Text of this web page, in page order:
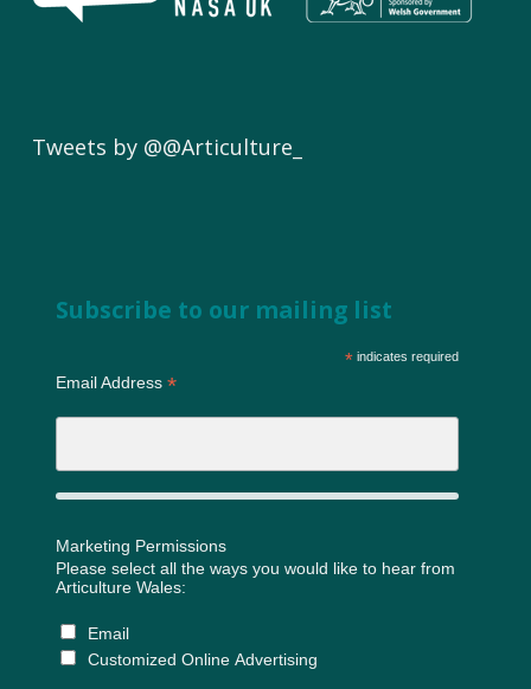
Tweets by @@Articulture_
Subscribe to our mailing list
*indicates required
Email Address *
Marketing Permissions
Please select all the ways you would like to hear from
Articulture Wales:
Email
Customized Online Advertising